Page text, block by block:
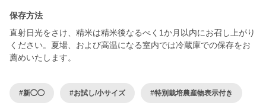
保存方法
直射日光をさけ、精米は精米後なるべく1か月以内にお召し上がり
ください。夏場、および高温になる室内では冷蔵庫での保存をお
#新◯◯ #お試し/小サイズ #特別栽培農産物表示付き